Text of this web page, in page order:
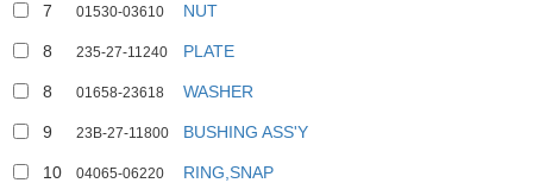
7 01530-03610 NUT
8 235-27-11240 PLATE
8 01658-23618 WASHER
9 23B-27-11800 BUSHING ASS'Y
10 04065-06220 RING,SNAP